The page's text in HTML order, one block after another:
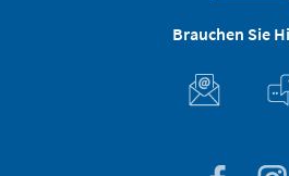
Brauchen Sie